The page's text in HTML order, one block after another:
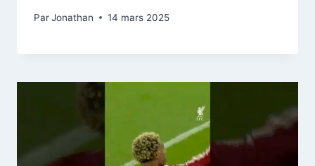
ParJonathan 14 mars 2025